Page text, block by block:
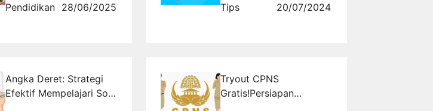
Pendidikan 28/06/2025 Tips 20/07/2024
Angka Deret: Strategi
Efektif Mempelajari Soal
Tryout CPNS
Gratis!Persiapan